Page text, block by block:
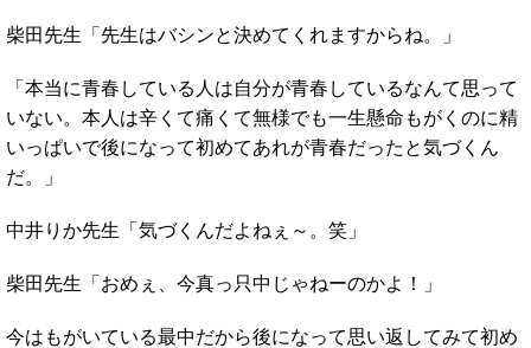
柴田先生「先生はバシンと決めてくれますからね。」
「本当に青春している人は自分が青春しているなんて思って
いない。本人は辛くて痛くて無様でも一生懸命もがくのに精
いっぱいで後になって初めてあれが青春だったと気づくん
だ。」
中井りか先生「気づくんだよねぇ～。笑」
柴田先生「おめぇ、今真っ只中じゃねーのかよ！」
今はもがいている最中だから後になって思い返してみて初め